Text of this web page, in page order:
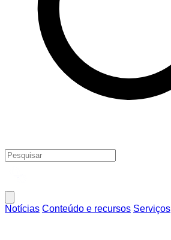
Notícias Conteúdo e recursos Serviços